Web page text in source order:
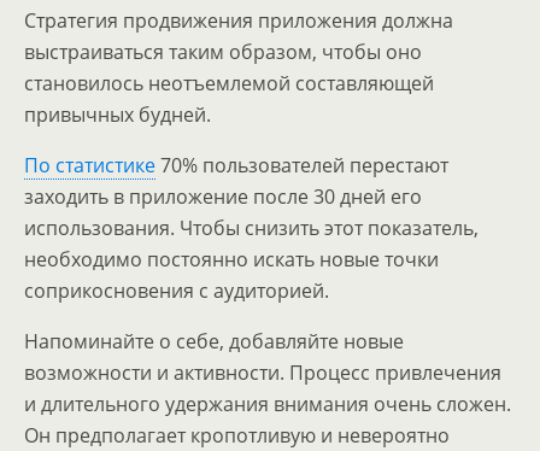
Стратегия продвижения приложения должна
выстраиваться таким образом, чтобы оно
становилось неотъемлемой составляющей
привычных будней.
По статистике70% пользователей перестают
заходить в приложение после 30 дней его
использования. Чтобы снизить этот показатель,
необходимо постоянно искать новые точки
соприкосновения с аудиторией.
Напоминайте о себе, добавляйте новые
возможности и активности. Процесс привлечения
и длительного удержания внимания очень сложен.
Он предполагает кропотливую и невероятно